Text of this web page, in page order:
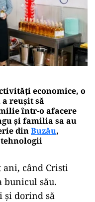
economice, o
reușit să
într-o afacere
și familia sa au
dinBuzău,
ani, când Cristi
bunicul său.
dorind să